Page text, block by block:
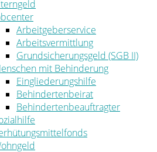
Arbeitgeberservice
Arbeitsvermittlung
Grundsicherungsgeld (SGB II)
mit Behinderung
Eingliederungshilfe
Behindertenbeirat
Behindertenbeauftragter